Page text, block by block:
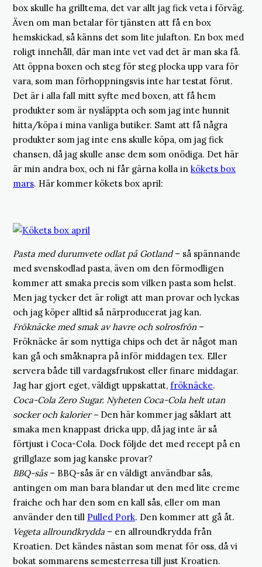
box skulle ha grilltema, det var allt jag fick veta i förväg.
Även om man betalar för tjänsten att få en box
hemskickad, så känns det som lite julafton. En box med
roligt innehåll, där man inte vet vad det är man ska få.
Att öppna boxen och steg för steg plocka upp vara för
vara, som man förhoppningsvis inte har testat förut.
Det är i alla fall mitt syfte med boxen, att få hem
produkter som är nysläppta och som jag inte hunnit
hitta/köpa i mina vanliga butiker. Samt att få några
produkter som jag inte ens skulle köpa, om jag fick
chansen, då jag skulle anse dem som onödiga. Det här
är min andra box, och ni får gärna kolla in kökets box
mars. Här kommer kökets box april:
Pasta med durumvete odlat på Gotland– så spännande
med svenskodlad pasta, även om den förmodligen
kommer att smaka precis som vilken pasta som helst.
Men jag tycker det är roligt att man provar och lyckas
och jag köper alltid så närproducerat jag kan.
Fröknäcke med smak av havre och solrosfrön –
Fröknäcke är som nyttiga chips och det är något man
kan gå och småknapra på inför middagen tex. Eller
servera både till vardagsfrukost eller finare middagar.
Jag har gjort eget, väldigt uppskattat, fröknäcke.
Coca-Cola Zero Sugar. Nyheten Coca-Cola helt utan
socker och kalorier – Den här kommer jag såklart att
smaka men knappast dricka upp, då jag inte är så
förtjust i Coca-Cola. Dock följde det med recept på en
grillglaze som jag kanske provar?
BBQ-sås– BBQ-sås är en väldigt användbar sås,
antingen om man bara blandar ut den med lite creme
fraiche och har den som en kall sås, eller om man
använder den till Pulled Pork. Den kommer att gå åt.
Vegeta allroundkrydda – en allroundkrydda från
Kroatien. Det kändes nästan som menat för oss, då vi
bokat sommarens semesterresa till just Kroatien.